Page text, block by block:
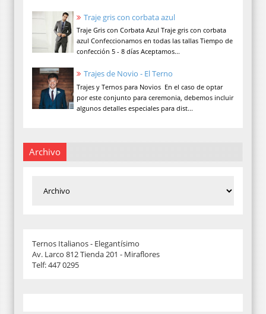
Traje gris con corbata azul
Traje Gris con Corbata Azul Traje gris con corbata
azul Confeccionamos en todas las tallas Tiempo de
confección 5 - 8 días Aceptamos...
Trajes de Novio - El Terno
Trajes y Ternos para Novios En el caso de optar
por este conjunto para ceremonia, debemos incluir
algunos detalles especiales para dist...
Archivo
Ternos Italianos - Elegantísimo
Av. Larco 812 Tienda 201 - Miraflores
Telf: 447 0295